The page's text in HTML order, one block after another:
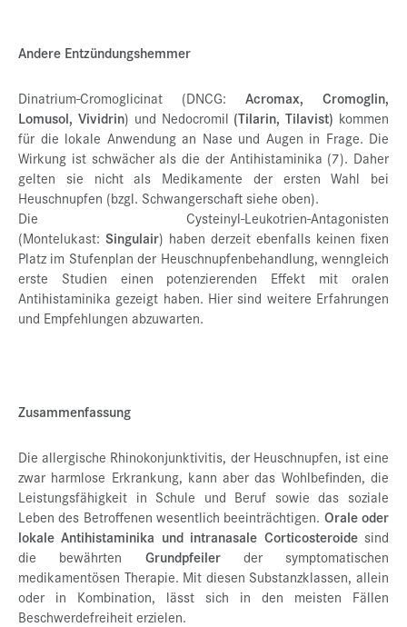
Andere Entzündungshemmer
Dinatrium-Cromoglicinat (DNCG: Acromax, Cromoglin,
Lomusol, Vividrin) und Nedocromil (Tilarin, Tilavist) kommen
für die lokale Anwendung an Nase und Augen in Frage. Die
Wirkung ist schwächer als die der Antihistaminika (7). Daher
gelten sie nicht als Medikamente der ersten Wahl bei
Heuschnupfen (bzgl. Schwangerschaft siehe oben).
Die Cysteinyl-Leukotrien-Antagonisten
(Montelukast: Singulair) haben derzeit ebenfalls keinen fixen
Platz im Stufenplan der Heuschnupfenbehandlung, wenngleich
erste Studien einen potenzierenden Effekt mit oralen
Antihistaminika gezeigt haben. Hier sind weitere Erfahrungen
und Empfehlungen abzuwarten.
Zusammenfassung
Die allergische Rhinokonjunktivitis, der Heuschnupfen, ist eine
zwar harmlose Erkrankung, kann aber das Wohlbefinden, die
Leistungsfähigkeit in Schule und Beruf sowie das soziale
Leben des Betroffenen wesentlich beeinträchtigen. Orale oder
lokale Antihistaminika und intranasale Corticosteroidesind
die bewährten Grundpfeilerder symptomatischen
medikamentösen Therapie. Mit diesen Substanzklassen, allein
oder in Kombination, lässt sich in den meisten Fällen
Beschwerdefreiheit erzielen.